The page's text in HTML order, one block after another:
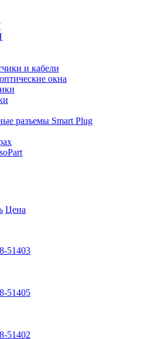
и кабели
окна
разъемы Smart Plug
Цена
51403
51405
51402